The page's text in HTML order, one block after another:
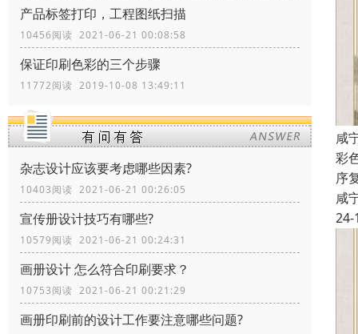
产品标签打印，工程图纸扫描
10456阅读 2021-06-21 00:08:58
保证印刷色彩的三个步骤
11772阅读 2019-10-08 13:49:11
杂志设计应该要考虑哪些因素?
10403阅读 2021-06-21 00:26:05
宣传册设计技巧有哪些?
10579阅读 2021-06-21 00:24:31
画册设计 怎么符合印刷要求？
10753阅读 2021-06-21 00:21:29
画册印刷前的设计工作要注意哪些问题?
咸
彩
序
咸
24-